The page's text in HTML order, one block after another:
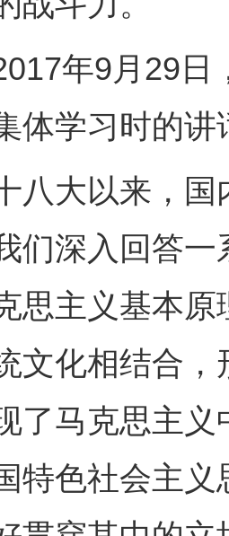
9月29日，
体学习时的讲
大以来，国
们深入回答
思主义基本
文化相结合
了马克思主
特色社会主